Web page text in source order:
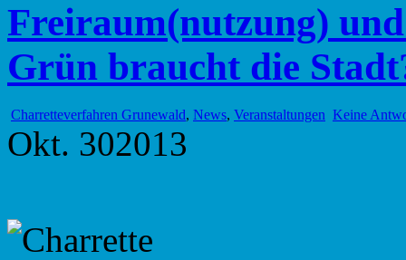
Freiraum(nutzung)
Grün braucht die
Charretteverfahren Grunewald, News, Veranstaltungen Keine
Okt. 302013